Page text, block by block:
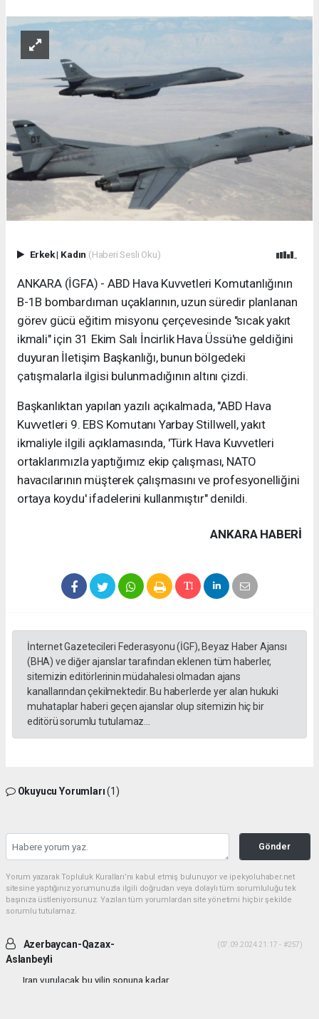
Erkek| Kadın (Haberi Sesli Oku)
ANKARA (İGFA) - ABD Hava Kuvvetleri Komutanlığının
B-1B bombardıman uçaklarının, uzun süredir planlanan
görev gücü eğitim misyonu çerçevesinde "sıcak yakıt
ikmali" için 31 Ekim Salı İncirlik Hava Üssü'ne geldiğini
duyuran İletişim Başkanlığı, bunun bölgedeki
çatışmalarla ilgisi bulunmadığının altını çizdi.
Başkanlıktan yapılan yazılı açıkalmada, "ABD Hava
Kuvvetleri 9. EBS Komutanı Yarbay Stillwell, yakıt
ikmaliyle ilgili açıklamasında, 'Türk Hava Kuvvetleri
ortaklarımızla yaptığımız ekip çalışması, NATO
havacılarının müşterek çalışmasını ve profesyonelliğini
ortaya koydu' ifadelerini kullanmıştır" denildi.
ANKARA HABERİ
İnternet Gazetecileri Federasyonu (İGF), Beyaz Haber Ajansı
(BHA) ve diğer ajanslar tarafından eklenen tüm haberler,
sitemizin editörlerinin müdahalesi olmadan ajans
kanallarından çekilmektedir. Bu haberlerde yer alan hukuki
muhataplar haberi geçen ajanslar olup sitemizin hiç bir
editörü sorumlu tutulamaz...
Okuyucu Yorumları(1)
Gönder
Yorum yazarak Topluluk Kuralları’nı kabul etmiş bulunuyor ve ipekyoluhaber.net
sitesine yaptığınız yorumunuzla ilgili doğrudan veya dolaylı tüm sorumluluğu tek
başınıza üstleniyorsunuz. Yazılan tüm yorumlardan site yönetimi hiçbir şekilde
sorumlu tutulamaz.
Azerbaycan-Qazax-
Aslanbeyli
(07.09.2024 21:17 - #257)
Iran vurulacak bu yilin sonuna kadar...